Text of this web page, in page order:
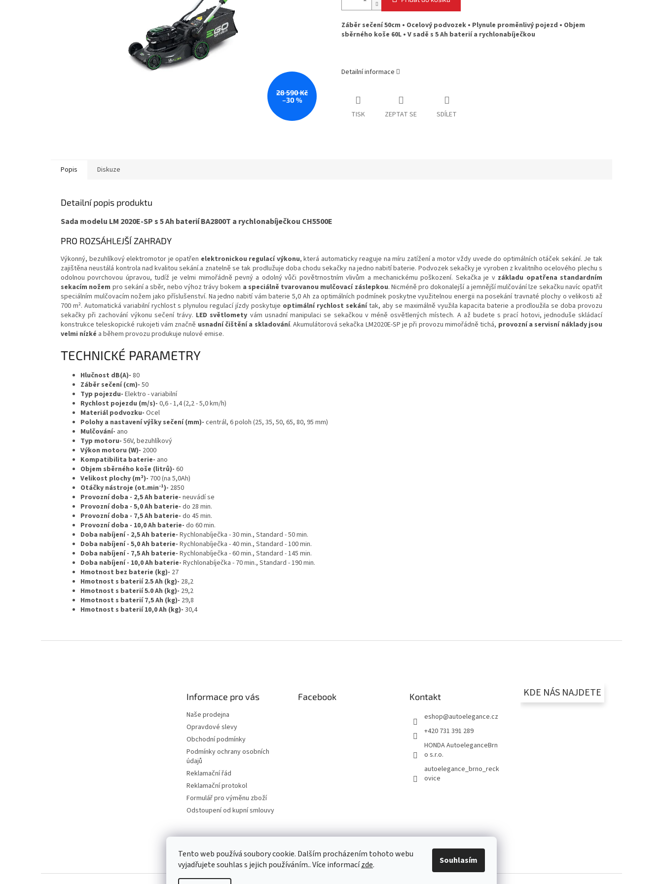
Tento web používá soubory cookie. Dalším procházením tohoto webu
vyjadřujete souhlas s jejich používáním.. Více informacízde. Souhlasím
28 590 Kč
–30 %
Záběr sečení 50cm • Ocelový podvozek • Plynule proměnlivý pojezd • Objem
sběrného koše 60L • V sadě s 5 Ah baterií a rychlonabíječkou
Detailní informace
TISK ZEPTAT SE SDÍLET
Popis Diskuze
Detailní popis produktu
Sada modelu LM 2020E-SP s 5 Ah baterií BA2800T a rychlonabíječkou CH5500E
PRO ROZSÁHLEJŠÍ ZAHRADY
Výkonný, bezuhlíkový elektromotor je opatřen elektronickou regulací výkonu, která automaticky reaguje na míru zatížení a motor vždy uvede do optimálních otáček sekání. Je tak
zajištěna neustálá kontrola nad kvalitou sekání.a znatelně se tak prodlužuje doba chodu sekačky na jedno nabití baterie. Podvozek sekačky je vyroben z kvalitního ocelového plechu s
odolnou povrchovou úpravou, tudíž je velmi mimořádně pevný a odolný vůči povětrnostním vlivům a mechanickému poškození. Sekačka je v základu opatřena standardním
sekacím nožem pro sekání a sběr, nebo výhoz trávy bokem a speciálně tvarovanou mulčovací záslepkou. Nicméně pro dokonalejší a jemnější mulčování lze sekačku navíc opatřit
speciálním mulčovacím nožem jako příslušenství. Na jedno nabití vám baterie 5,0 Ah za optimálních podmínek poskytne využitelnou energii na posekání travnaté plochy o velikosti až
700 m². Automatická variabilní rychlost s plynulou regulací jízdy poskytuje optimální rychlost sekánítak, aby se maximálně využila kapacita baterie a prodloužila se doba provozu
sekačky při zachování výkonu sečení trávy. LED světlomety vám usnadní manipulaci se sekačkou v méně osvětlených místech. A až budete s prací hotovi, jednoduše skládací
konstrukce teleskopické rukojeti vám značně usnadní čištění a skladování. Akumulátorová sekačka LM2020E-SP je při provozu mimořádně tichá, provozní a servisní náklady jsou
velmi nízké a během provozu produkuje nulové emise.
TECHNICKÉ PARAMETRY
Hlučnost dB(A)- 80
Záběr sečení (cm)- 50
Typ pojezdu- Elektro - variabilní
Rychlost pojezdu (m/s)- 0,6 - 1,4 (2,2 - 5,0 km/h)
Materiál podvozku- Ocel
Polohy a nastavení výšky sečení (mm)- centrál, 6 poloh (25, 35, 50, 65, 80, 95 mm)
Mulčování- ano
Typ motoru- 56V, bezuhlíkový
Výkon motoru (W)- 2000
Kompatibilita baterie- ano
Objem sběrného koše (litrů)- 60
Velikost plochy (m²)- 700 (na 5,0Ah)
Otáčky nástroje (ot.min-1)- 2850
Provozní doba - 2,5 Ah baterie- neuvádí se
Provozní doba - 5,0 Ah baterie- do 28 min.
Provozní doba - 7,5 Ah baterie- do 45 min.
Provozní doba - 10,0 Ah baterie- do 60 min.
Doba nabíjení - 2,5 Ah baterie- Rychlonabíječka - 30 min., Standard - 50 min.
Doba nabíjení - 5,0 Ah baterie- Rychlonabíječka - 40 min., Standard - 100 min.
Doba nabíjení - 7,5 Ah baterie- Rychlonabíječka - 60 min., Standard - 145 min.
Doba nabíjení - 10,0 Ah baterie- Rychlonabíječka - 70 min., Standard - 190 min.
Hmotnost bez baterie (kg)- 27
Hmotnost s baterií 2.5 Ah (kg)- 28,2
Hmotnost s baterií 5.0 Ah (kg)- 29,2
Hmotnost s baterií 7,5 Ah (kg)- 29,8
Hmotnost s baterií 10,0 Ah (kg)- 30,4
Informace pro vás
Naše prodejna
Opravdové slevy
Obchodní podmínky
Podmínky ochrany osobních
údajů
Reklamační řád
Reklamační protokol
Formulář pro výměnu zboží
Odstoupení od kupní smlouvy
Facebook Kontakt
eshop@autoelegance.cz
+420 731 391 289
HONDA AutoeleganceBrn
o s.r.o.
autoelegance_brno_reck
ovice
KDE NÁS NAJDETE
Autoelegance.cz Automobily Honda Motocykly Honda ISUZU D-MAX